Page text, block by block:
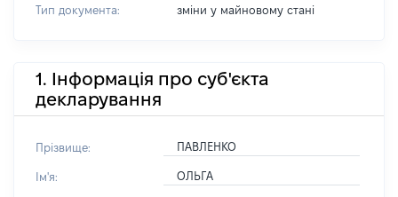
Тип документа:
зміни y майновому стані
1. Інформація про суб'єкта
декларування
Прізвище: ПАВЛЕНКО
Ім'я: ОЛЬГА